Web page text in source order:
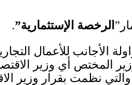
الرخصة الإستثمارية”.
الأجانب للأعمال
المختص أي وزير
نظمت بقرار وزير